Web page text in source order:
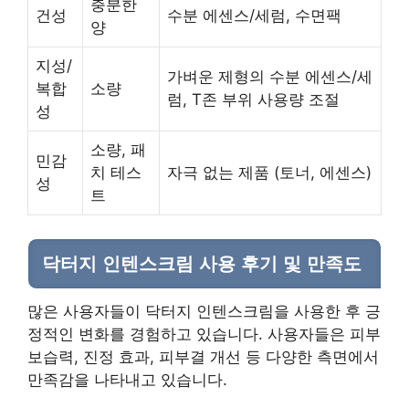
건성
충분한
양
수분 에센스/세럼, 수면팩
지성/
복합
성
소량
가벼운 제형의 수분 에센스/세
럼, T존 부위 사용량 조절
민감
성
소량, 패
치 테스
트
자극 없는 제품 (토너, 에센스)
닥터지 인텐스크림 사용 후기 및 만족도
많은 사용자들이 닥터지 인텐스크림을 사용한 후 긍
정적인 변화를 경험하고 있습니다. 사용자들은 피부
보습력, 진정 효과, 피부결 개선 등 다양한 측면에서
만족감을 나타내고 있습니다.